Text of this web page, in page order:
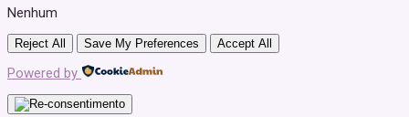
Nenhum
Reject All Save My Preferences Accept All
Powered by